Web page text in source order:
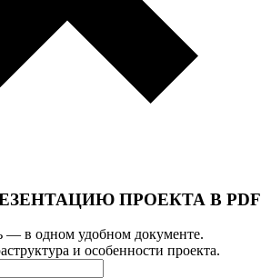
ПРОЕКТА В PDF
— в одном удобном документе.
и особенности проекта.